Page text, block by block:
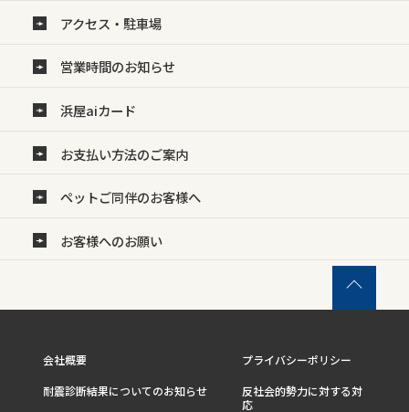
アクセス・駐車場
営業時間のお知らせ
浜屋aiカード
お支払い方法のご案内
ペットご同伴のお客様へ
お客様へのお願い
会社概要
プライバシーポリシー
耐震診断結果についてのお知らせ
反社会的勢力に対する対
応